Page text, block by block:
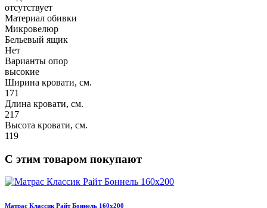
отсутствует
Материал обивки
Микровелюр
Бельевый ящик
Нет
Варианты опор
высокие
Ширина кровати, см.
171
Длина кровати, см.
217
Высота кровати, см.
119
С этим товаром покупают
Матрас Классик Райт Боннель 160х200